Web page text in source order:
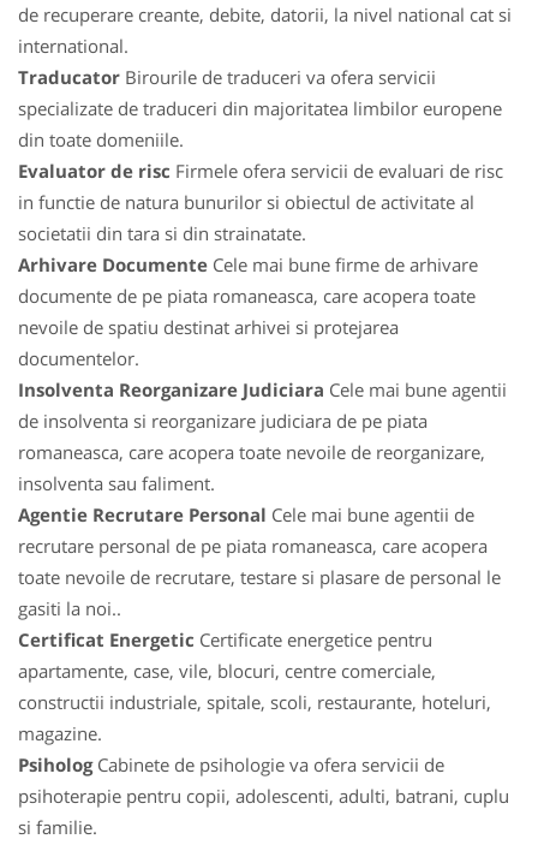
de recuperare creante, debite, datorii, la nivel national cat si
international.
Traducator Birourile de traduceri va ofera servicii
specializate de traduceri din majoritatea limbilor europene
din toate domeniile.
Evaluator de risc Firmele ofera servicii de evaluari de risc
in functie de natura bunurilor si obiectul de activitate al
societatii din tara si din strainatate.
Arhivare Documente Cele mai bune firme de arhivare
documente de pe piata romaneasca, care acopera toate
nevoile de spatiu destinat arhivei si protejarea
documentelor.
Insolventa Reorganizare Judiciara Cele mai bune agentii
de insolventa si reorganizare judiciara de pe piata
romaneasca, care acopera toate nevoile de reorganizare,
insolventa sau faliment.
Agentie Recrutare Personal Cele mai bune agentii de
recrutare personal de pe piata romaneasca, care acopera
toate nevoile de recrutare, testare si plasare de personal le
gasiti la noi..
Certificat Energetic Certificate energetice pentru
apartamente, case, vile, blocuri, centre comerciale,
constructii industriale, spitale, scoli, restaurante, hoteluri,
magazine.
PsihologCabinete de psihologie va ofera servicii de
psihoterapie pentru copii, adolescenti, adulti, batrani, cuplu
si familie.